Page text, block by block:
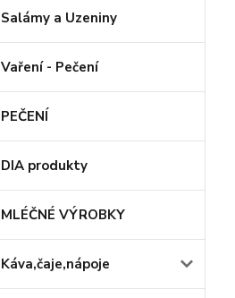
Salámy a Uzeniny
Vaření - Pečení
PEČENÍ
DIA produkty
MLÉČNÉ VÝROBKY
Káva,čaje,nápoje